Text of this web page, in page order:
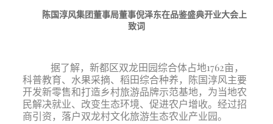
陈国淳风集团董事局董事倪泽东在品鉴盛典开业大会上
致词
据了解， 新都区双龙田园综合体占地1762亩，
科普教育、水果采摘、稻田综合种养，陈国淳风主要
开发新零售和打造乡村旅游品牌示范基地，为当地农
民解决就业、改变生态环境、促进农户增收。经过招
商引资，落户双龙村文化旅游生态农业产业园。